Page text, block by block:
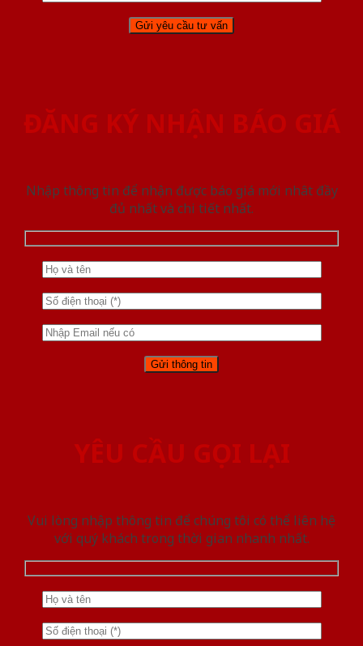
ĐĂNG KÝ NHẬN BÁO GIÁ
Nhập thông tin để nhận được báo giá mới nhât đầy
đủ nhất và chi tiết nhất.
YÊU CẦU GỌI LẠI
Vui lòng nhập thông tin để chúng tôi có thể liên hệ
với quý khách trong thời gian nhanh nhất.